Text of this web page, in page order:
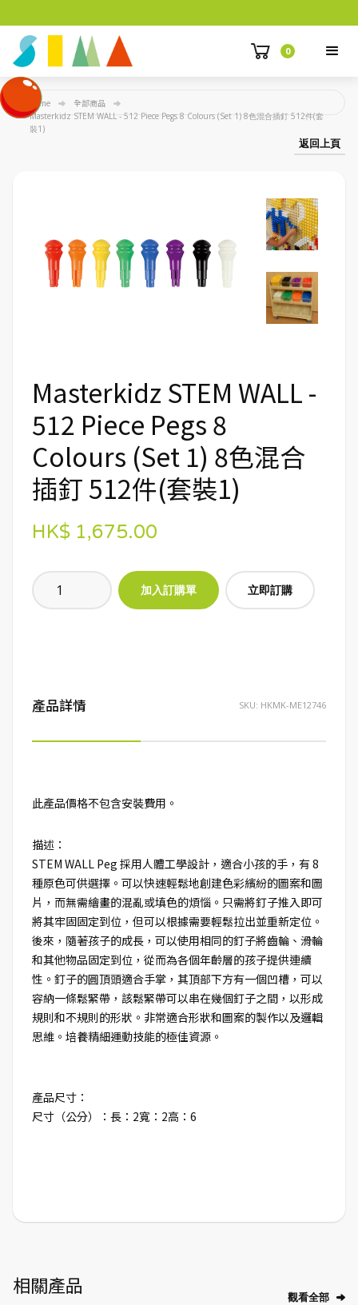
0
Home 全部商品
Masterkidz STEM WALL - 512 Piece Pegs 8 Colours (Set 1) 8色混合插釘 512件(套
裝1)
返回上頁
Masterkidz STEM WALL -
512 Piece Pegs 8
Colours (Set 1) 8色混合
插釘 512件(套裝1)
HK$ 1,675.00
立即訂購
產品詳情 SKU: HKMK-ME12746
此產品價格不包含安裝費用。
描述：
STEM WALL Peg 採用人體工學設計，適合小孩的手，有 8
種原色可供選擇。可以快速輕鬆地創建色彩繽紛的圖案和圖
片，而無需繪畫的混亂或填色的煩惱。只需將釘子推入即可
將其牢固固定到位，但可以根據需要輕鬆拉出並重新定位。
後來，隨著孩子的成長，可以使用相同的釘子將齒輪、滑輪
和其他物品固定到位，從而為各個年齡層的孩子提供連續
性。釘子的圓頂頭適合手掌，其頂部下方有一個凹槽，可以
容納一條鬆緊帶，該鬆緊帶可以串在幾個釘子之間，以形成
規則和不規則的形狀。非常適合形狀和圖案的製作以及邏輯
思維。培養精細運動技能的極佳資源。
產品尺寸：
尺寸（公分）：長：2寬：2高：6
相關產品 觀看全部